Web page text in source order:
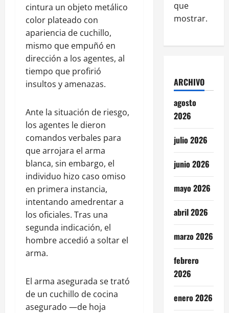
cintura un objeto metálico
color plateado con
apariencia de cuchillo,
mismo que empuñó en
dirección a los agentes, al
tiempo que profirió
insultos y amenazas.
Ante la situación de riesgo,
los agentes le dieron
comandos verbales para
que arrojara el arma
blanca, sin embargo, el
individuo hizo caso omiso
en primera instancia,
intentando amedrentar a
los oficiales. Tras una
segunda indicación, el
hombre accedió a soltar el
arma.
El arma asegurada se trató
de un cuchillo de cocina
asegurado —de hoja
que
mostrar.
ARCHIVO
agosto
2026
julio 2026
junio 2026
mayo 2026
abril 2026
marzo 2026
febrero
2026
enero 2026